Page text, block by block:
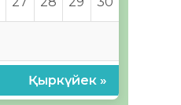
Қыркүйек »